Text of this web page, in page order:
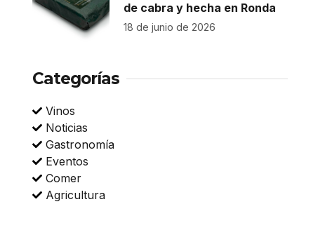
de cabra y hecha en Ronda
18 de junio de 2026
Categorías
Vinos
Noticias
Gastronomía
Eventos
Comer
Agricultura